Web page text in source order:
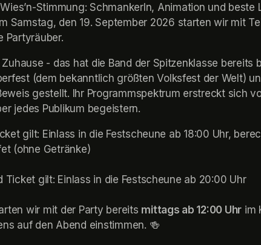
Stimmung: Schmankerln, Animation und beste
Samstag, den 19. September 2026 starten wir mit
Partyräuber.
Zuhause - das hat die Band der Spitzenklasse bereits
(dem bekanntlich größten Volksfest der Welt)
gestellt. Ihr Programmspektrum erstreckt sich
jedes Publikum begeistern.
gilt: Einlass in die Festscheune ab 18:00 Uhr,
(ohne Getränke)
Ticket gilt: Einlass in die Festscheune ab 20:00 Uhr
wir mit der Party bereits mittags ab 12:00 Uhr im
auf den Abend einstimmen. 🍻